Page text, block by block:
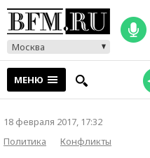
Москва
МЕНЮ
18 февраля 2017, 17:32
Политика
Конфликты